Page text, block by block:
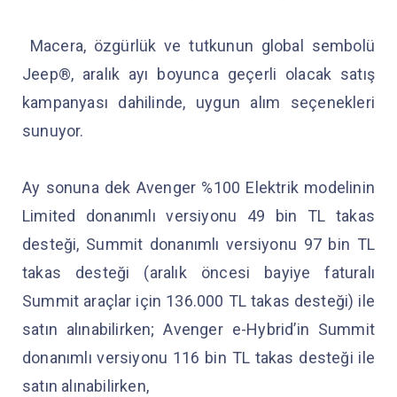
Macera, özgürlük ve tutkunun global sembolü
Jeep®, aralık ayı boyunca geçerli olacak satış
kampanyası dahilinde, uygun alım seçenekleri
sunuyor.
Ay sonuna dek Avenger %100 Elektrik modelinin
Limited donanımlı versiyonu 49 bin TL takas
desteği, Summit donanımlı versiyonu 97 bin TL
takas desteği (aralık öncesi bayiye faturalı
Summit araçlar için 136.000 TL takas desteği) ile
satın alınabilirken; Avenger e-Hybrid’in Summit
donanımlı versiyonu 116 bin TL takas desteği ile
satın alınabilirken,